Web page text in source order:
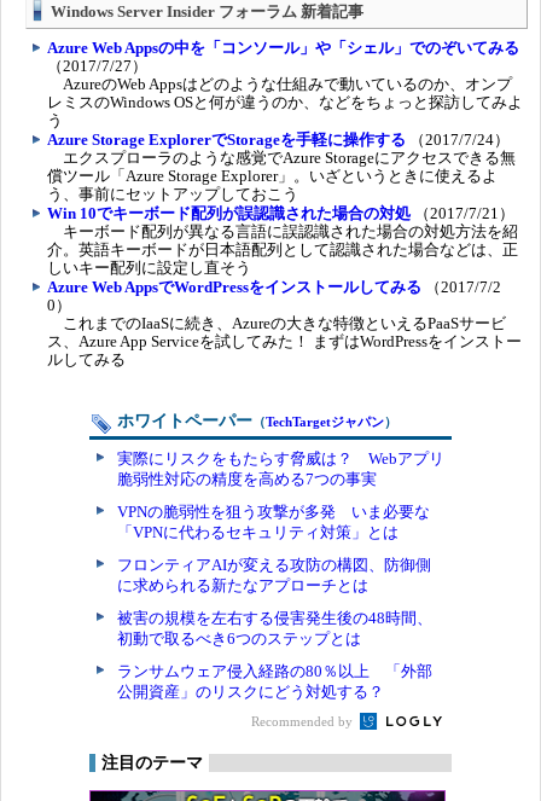
Windows Server Insider フォーラム 新着記事
Azure Web Appsの中を「コンソール」や「シェル」でのぞいてみる
（2017/7/27）
AzureのWeb Appsはどのような仕組みで動いているのか、オンプ
レミスのWindows OSと何が違うのか、などをちょっと探訪してみよ
う
Azure Storage ExplorerでStorageを手軽に操作する （2017/7/24）
エクスプローラのような感覚でAzure Storageにアクセスできる無
償ツール「Azure Storage Explorer」。いざというときに使えるよ
う、事前にセットアップしておこう
Win 10でキーボード配列が誤認識された場合の対処 （2017/7/21）
キーボード配列が異なる言語に誤認識された場合の対処方法を紹
介。英語キーボードが日本語配列として認識された場合などは、正
しいキー配列に設定し直そう
Azure Web AppsでWordPressをインストールしてみる （2017/7/2
0）
これまでのIaaSに続き、Azureの大きな特徴といえるPaaSサービ
ス、Azure App Serviceを試してみた！ まずはWordPressをインストー
ルしてみる
ホワイトペーパー （TechTargetジャパン）
実際にリスクをもたらす脅威は？ Webアプリ
脆弱性対応の精度を高める7つの事実
VPNの脆弱性を狙う攻撃が多発 いま必要な
「VPNに代わるセキュリティ対策」とは
フロンティアAIが変える攻防の構図、防御側
に求められる新たなアプローチとは
被害の規模を左右する侵害発生後の48時間、
初動で取るべき6つのステップとは
ランサムウェア侵入経路の80％以上 「外部
公開資産」のリスクにどう対処する？
Recommended by
注目のテーマ